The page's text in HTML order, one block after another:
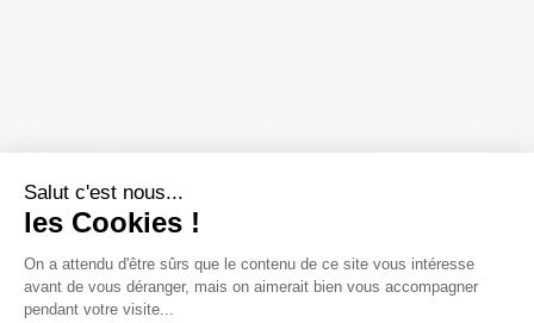
Salut c'est nous...
les Cookies !
On a attendu d'être sûrs que le contenu de ce site vous intéresse
avant de vous déranger, mais on aimerait bien vous accompagner
pendant votre visite...